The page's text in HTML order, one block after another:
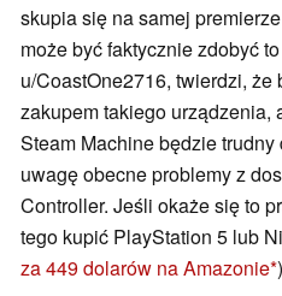
skupia się na samej
może być faktycznie zdobyć
u/CoastOne2716, twierdzi, że
zakupem takiego urządzenia,
Steam Machine będzie
uwagę obecne problemy z
Controller. Jeśli okaże się to
tego kupić PlayStation 5 lub
za 449 dolarów na Amazonie